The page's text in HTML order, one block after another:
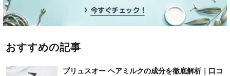
おすすめの記事
プリュスオー ヘアミルクの成分を徹底解析｜口コ